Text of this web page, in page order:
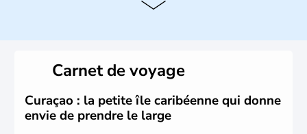
lesquelles bénéficient d'une grande autonomie. Le pays
peut se targuer de grands noms qu'il a vu naître dans tous
les domaines, des arts à la politique en passant par la
philosophie. Hertz, Gutenberg, Heidegger, Thomas Mann,
Herman Hesse ou bien Hegel en font partie.
Carnet de voyage
Curaçao : la petite île caribéenne qui donne
envie de prendre le large